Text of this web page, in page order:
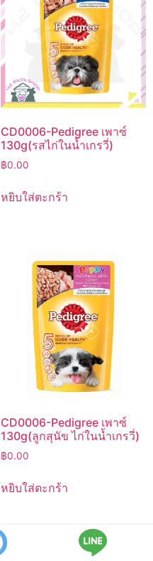
CD0006-Pedigree เพาซ์
130g(รสไก่ในน้ำเกรวี่)
฿0.00
หยิบใส่ตะกร้า
CD0006-Pedigree เพาซ์
130g(ลูกสุนัข ไก่ในน้ำเกรวี่)
฿0.00
หยิบใส่ตะกร้า